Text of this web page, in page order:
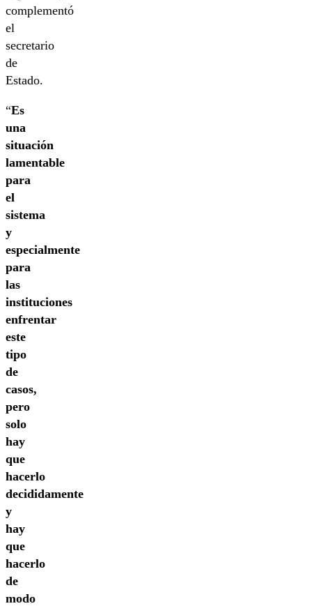
complementó
el
secretario
de
Estado.
“Es
una
situación
lamentable
para
el
sistema
y
especialmente
para
las
instituciones
enfrentar
este
tipo
de
casos,
pero
solo
hay
que
hacerlo
decididamente
y
hay
que
hacerlo
de
modo